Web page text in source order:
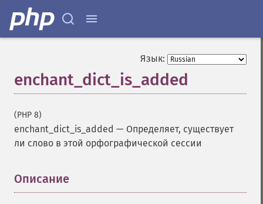
Язык:
enchant_dict_is_added
(PHP 8)
enchant_dict_is_added — Определяет, существует
ли слово в этой орфографической сессии
Описание